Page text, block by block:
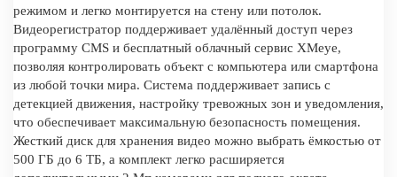
режимом и легко монтируется на стену или потолок.
Видеорегистратор поддерживает удалённый доступ через
программу CMS и бесплатный облачный сервис XMeye,
позволяя контролировать объект с компьютера или смартфона
из любой точки мира. Система поддерживает запись с
детекцией движения, настройку тревожных зон и уведомления,
что обеспечивает максимальную безопасность помещения.
Жесткий диск для хранения видео можно выбрать ёмкостью от
500 ГБ до 6 ТБ, а комплект легко расширяется